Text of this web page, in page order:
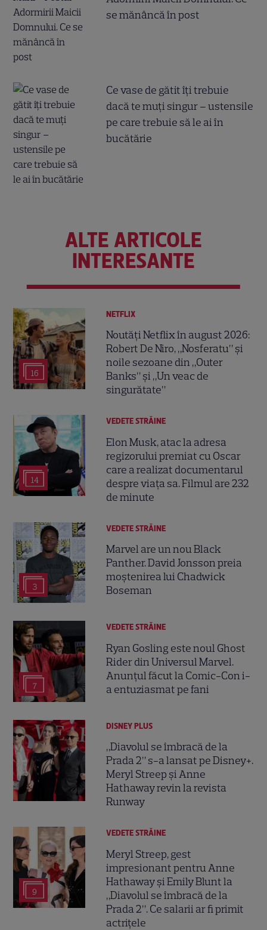
se mănâncă în post
Ce vase de gătit îți trebuie
dacă te muți singur – ustensile
pe care trebuie să le ai în
bucătărie
ALTE ARTICOLE
INTERESANTE
16
NETFLIX
Noutăți Netflix în august 2026:
Robert De Niro, „Nosferatu” și
noile sezoane din „Outer
Banks” și „Un veac de
singurătate”
14
VEDETE STRĂINE
Elon Musk, atac la adresa
regizorului premiat cu Oscar
care a realizat documentarul
despre viața sa. Filmul are 232
de minute
3
VEDETE STRĂINE
Marvel are un nou Black
Panther. David Jonsson preia
moștenirea lui Chadwick
Boseman
7
VEDETE STRĂINE
Ryan Gosling este noul Ghost
Rider din Universul Marvel.
Anunțul făcut la Comic-Con i-
a entuziasmat pe fani
DISNEY PLUS
„Diavolul se îmbracă de la
Prada 2” s-a lansat pe Disney+.
Meryl Streep și Anne
Hathaway revin la revista
Runway
9
VEDETE STRĂINE
Meryl Streep, gest
impresionant pentru Anne
Hathaway și Emily Blunt la
„Diavolul se îmbracă de la
Prada 2”. Ce salarii ar fi primit
actrițele